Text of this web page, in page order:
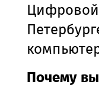
Почему